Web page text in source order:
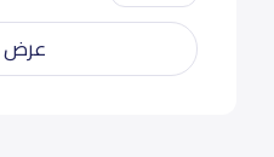
عرض